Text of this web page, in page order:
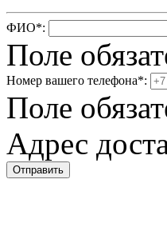
ФИО*:
Поле
Номер вашего телефона*:
Поле
Адрес